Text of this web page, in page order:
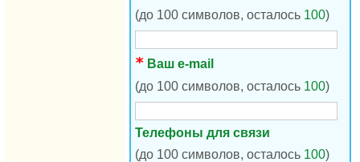
(до 100 символов, осталось 100)
Ваш e-mail
(до 100 символов, осталось 100)
Телефоны для связи
(до 100 символов, осталось 100)